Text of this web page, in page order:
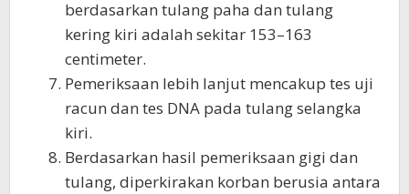
berdasarkan tulang paha dan tulang
kering kiri adalah sekitar 153–163
centimeter.
Pemeriksaan lebih lanjut mencakup tes uji
racun dan tes DNA pada tulang selangka
kiri.
Berdasarkan hasil pemeriksaan gigi dan
tulang, diperkirakan korban berusia antara